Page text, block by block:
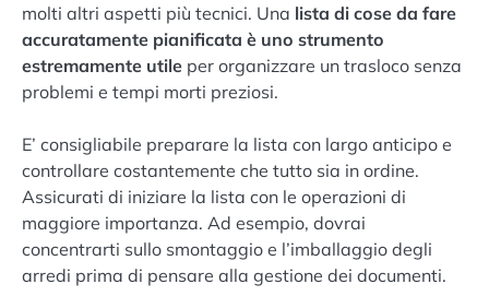
molti altri aspetti più tecnici. Una lista di cose da fare
accuratamente pianificata è uno strumento
estremamente utile per organizzare un trasloco senza
problemi e tempi morti preziosi.
E’ consigliabile preparare la lista con largo anticipo e
controllare costantemente che tutto sia in ordine.
Assicurati di iniziare la lista con le operazioni di
maggiore importanza. Ad esempio, dovrai
concentrarti sullo smontaggio e l’imballaggio degli
arredi prima di pensare alla gestione dei documenti.